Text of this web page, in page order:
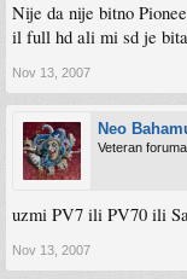
Nije da nije bitno
il full hd ali mi sd je
Nov 13, 2007
Neo
Veteran foruma
uzmi PV7 ili PV70 ili
Nov 13, 2007